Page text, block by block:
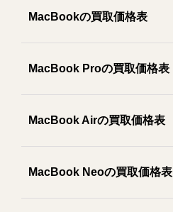
MacBookの買取価格表
MacBook Proの買取価格表
MacBook Airの買取価格表
MacBook Neoの買取価格表